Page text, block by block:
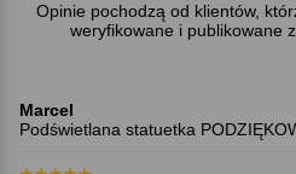
Opinie pochodzą od klientów,
weryfikowane i publikowane
Podświetlana statuetka
Marcel